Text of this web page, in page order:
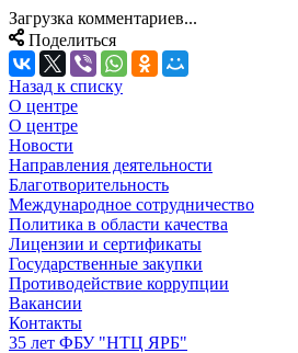
Загрузка комментариев...
Поделиться
Назад к списку
О центре
О центре
Новости
Направления деятельности
Благотворительность
Международное сотрудничество
Политика в области качества
Лицензии и сертификаты
Государственные закупки
Противодействие коррупции
Вакансии
Контакты
35 лет ФБУ "НТЦ ЯРБ"